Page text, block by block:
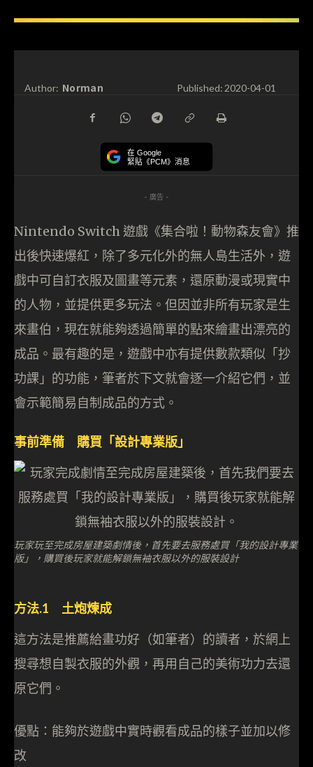
Author: Norman Published:2020-04-01
在 Google
緊貼《PCM》消息
- 廣告 -
Nintendo Switch 遊戲《集合啦！動物森友會》推
出後快速爆紅，除了多元化外的無人島生活外，遊
戲中可自訂衣服及圖畫等元素，還原動漫或現實中
的人物，並提供更多玩法。但因並非所有玩家是生
來畫伯，現在就能夠透過簡單的點來繪畫出漂亮的
成品。最有趣的是，遊戲中亦有提供數款類似「抄
功課」的功能，筆者於下文就會逐一介紹它們，並
會示範簡易自制成品的方式。
事前準備 購買「設計專業版」
玩家玩至完成房屋建築劇情後，首先要去服務處買「我的設計專業
版」，購買後玩家就能解鎖無袖衣服以外的服裝設計
方法.1 土炮煉成
這方法是推薦給畫功好（如筆者）的讀者，於網上
搜尋想自製衣服的外觀，再用自己的美術功力去還
原它們。
優點：能夠於遊戲中實時觀看成品的樣子並加以修
改